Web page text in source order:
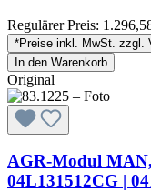
Regulärer Preis:
*Preise inkl. MwSt. zzgl.
In den Warenkorb
Original
AGR-Modul
04L131512CG |